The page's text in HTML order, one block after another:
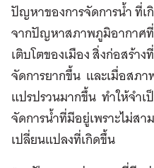
ปัญหาของการจัดการน้ำ ที่
จากปัญหาสภาพภูมิอากาศที่
เติบโตของเมือง สิ่งก่อสร้า
จัดการยากขึ้น และเมื่อสภ
แปรปรวนมากขึ้น ทำให้จำ
จัดการน้ำที่มีอยู่เพราะไม่ส
เปลี่ยนแปลงที่เกิดขึ้น